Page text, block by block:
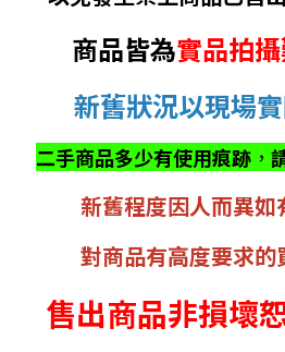
商品皆為實品拍
新舊狀況以現場
二手商品多少有使用痕跡 ，
新舊程度因人而異如
對商品有高度要求的
售出商品非損壞